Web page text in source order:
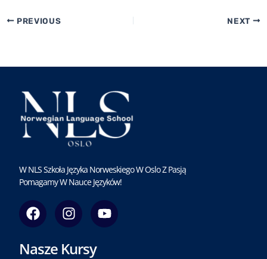
PREVIOUS NEXT
W NLS Szkoła Języka Norweskiego W Oslo Z Pasją
Pomagamy W Nauce Języków!
F
a
c
e
I
n
s
t
Y
o
u
Nasze Kursy